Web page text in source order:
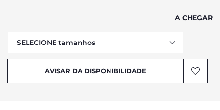
A CHEGAR
SELECIONE tamanhos
AVISAR DA DISPONIBILIDADE
AVISAR DA DISPONIBILIDADE
AVISAR DA DISPONIBILIDADE